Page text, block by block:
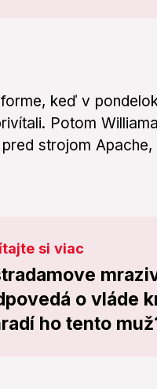
keď v
Potom
strojom
si viac
o vláde
ho tento